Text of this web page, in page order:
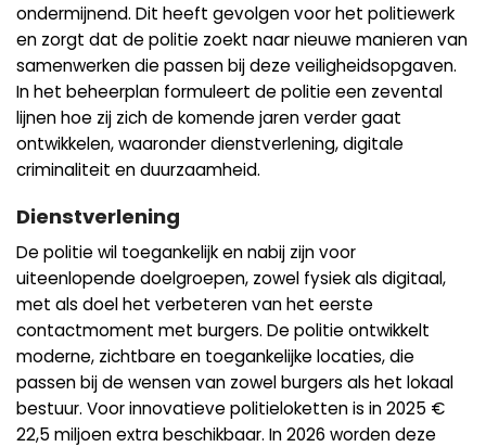
ondermijnend. Dit heeft gevolgen voor het politiewerk
en zorgt dat de politie zoekt naar nieuwe manieren van
samenwerken die passen bij deze veiligheidsopgaven.
In het beheerplan formuleert de politie een zevental
lijnen hoe zij zich de komende jaren verder gaat
ontwikkelen, waaronder dienstverlening, digitale
criminaliteit en duurzaamheid.
Dienstverlening
De politie wil toegankelijk en nabij zijn voor
uiteenlopende doelgroepen, zowel fysiek als digitaal,
met als doel het verbeteren van het eerste
contactmoment met burgers. De politie ontwikkelt
moderne, zichtbare en toegankelijke locaties, die
passen bij de wensen van zowel burgers als het lokaal
bestuur. Voor innovatieve politieloketten is in 2025 €
22,5 miljoen extra beschikbaar. In 2026 worden deze